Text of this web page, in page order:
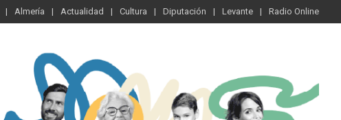
Almería Actualidad Cultura Diputación Levante Radio Online